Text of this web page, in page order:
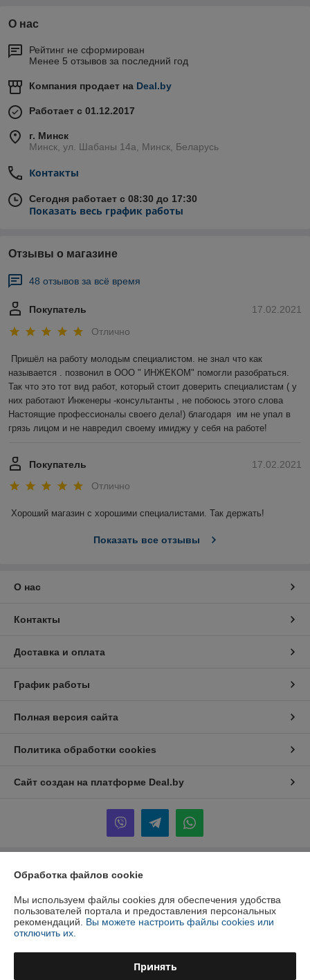
О нас
Рейтинг не сформирован
Менее 5 отзывов за последний год
Компания продает на Deal.by
Работает с 01.12.2017
г. Минск
Минск, ул. Шабаны 14а, Минск, Беларусь
Контакты
Сегодня работает с 08:30 до 17:30
Показать весь график работы
Отзывы о магазине
48 отзывов за всё время
17.02.2021
Покупатель
Отлично
Пришёл на работу молодым специалистом. не знал что как
называется . позвонил в ООО " ИНЖЕКОМ" помогли разобраться.
Так что это тот вид работ, который стоит доверить специалистам ( у
них работают Инженеры -консультанты , не побоюсь этого слова
Настоящие профессионалы своего дела!) благодаря  им не упал в
грязь лицом и не навредил своему имиджу у себя на работе!
17.02.2021
Покупатель
Отлично
Хороший магазин с хорошими специалистами. Так держать!
Показать все отзывы
О нас
Контакты
Доставка и оплата
График работы
Полная версия сайта
Политика обработки cookies
Сайт создан на платформе Deal.by
Информация для покупателя
Юридическое лицо:ООО "Инжеком"
г. Минск, ул. Шабаны, 14а, к.40
Регистрационный номер ЕГР: 192939798
УНП: 192939798
Регистрационный орган: Минский горисполком
Обработка файлов cookie
Мы используем файлы cookies для обеспечения удобства
пользователей портала и предоставления персональных
рекомендаций. Вы можете настроить файлы cookies или
отключить их.
Принять